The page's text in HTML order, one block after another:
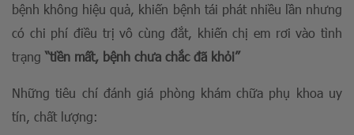
bệnh không hiệu quả, khiến bệnh tái phát nhiều lần nhưng
có chi phí điều trị vô cùng đắt, khiến chị em rơi vào tình
trạng“tiền mất, bệnh chưa chắc đã khỏi”
Những tiêu chí đánh giá phòng khám chữa phụ khoa uy
tín, chất lượng: